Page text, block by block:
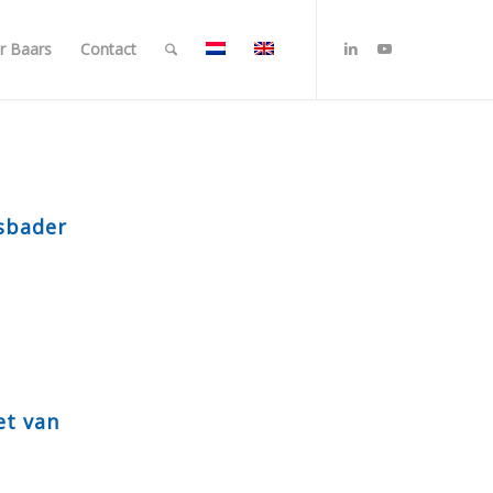
Baars Contact
van